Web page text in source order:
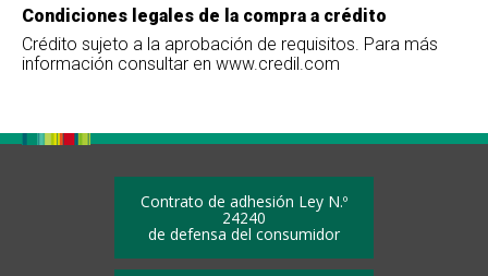
Condiciones legales de la compra a crédito
Crédito sujeto a la aprobación de requisitos. Para más
información consultar en www.credil.com
Contrato de adhesión Ley N.º
24240
de defensa del consumidor